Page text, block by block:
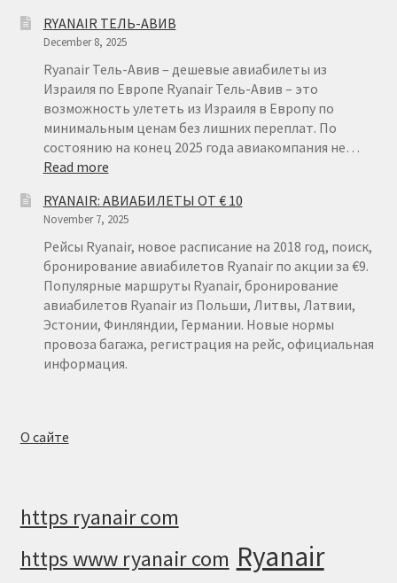
ОТ
€
15
RYANAIR ТЕЛЬ-АВИВ
December 8, 2025
Ryanair Тель-Авив – дешевые авиабилеты из
Израиля по Европе Ryanair Тель-Авив – это
возможность улететь из Израиля в Европу по
минимальным ценам без лишних переплат. По
состоянию на конец 2025 года авиакомпания не…
Read more:
ТЕЛЬ-
АВИВ
RYANAIR: АВИАБИЛЕТЫ ОТ € 10
November 7, 2025
Рейсы Ryanair, новое расписание на 2018 год, поиск,
бронирование авиабилетов Ryanair по акции за €9.
Популярные маршруты Ryanair, бронирование
авиабилетов Ryanair из Польши, Литвы, Латвии,
Эстонии, Финляндии, Германии. Новые нормы
провоза багажа, регистрация на рейс, официальная
информация.
О сайте
https ryanair com
https www ryanair com Ryanair